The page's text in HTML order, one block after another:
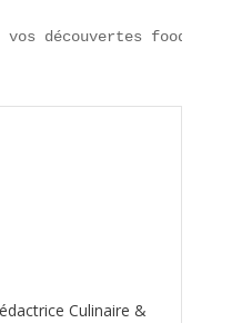
vos découvertes food
Culinaire &